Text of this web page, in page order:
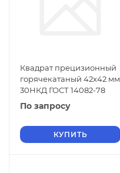
Квадрат прецизионный
горячекатаный 42х42 мм
30НКД ГОСТ 14082-78
По запросу
КУПИТЬ